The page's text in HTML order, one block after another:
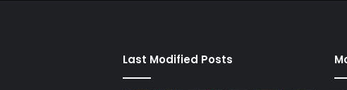
Last Modified Posts